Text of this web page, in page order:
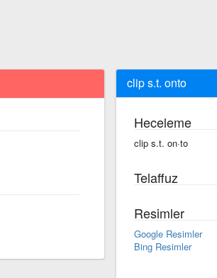
clip s.t. onto
Heceleme
clip s.t. on·to
Telaffuz
Resimler
Google Resimler
Bing Resimler